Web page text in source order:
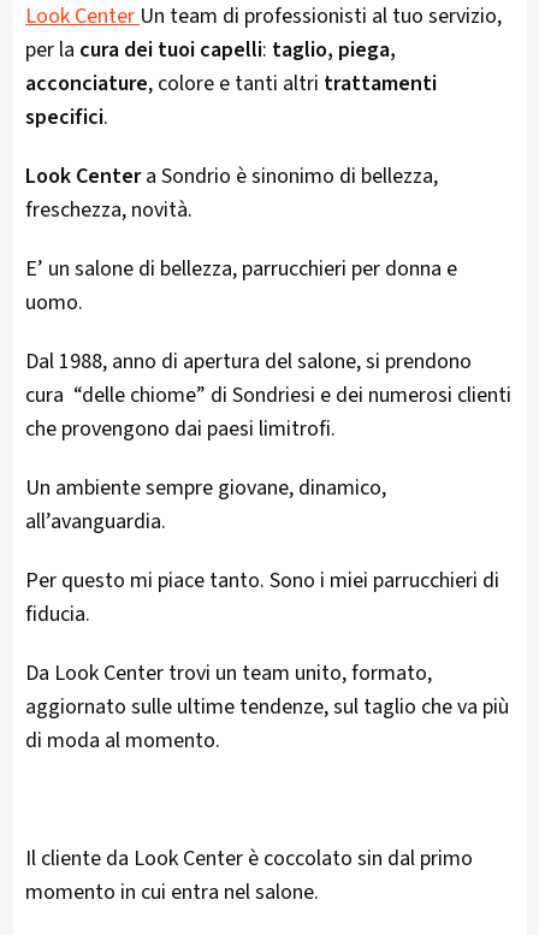
Look Center Un team di professionisti al tuo servizio,
per la cura dei tuoi capelli: taglio, piega,
acconciature, colore e tanti altri trattamenti
specifici.
Look Centera Sondrio è sinonimo di bellezza,
freschezza, novità.
E’ un salone di bellezza, parrucchieri per donna e
uomo.
Dal 1988, anno di apertura del salone, si prendono
cura “delle chiome” di Sondriesi e dei numerosi clienti
che provengono dai paesi limitrofi.
Un ambiente sempre giovane, dinamico,
all’avanguardia.
Per questo mi piace tanto. Sono i miei parrucchieri di
fiducia.
Da Look Center trovi un team unito, formato,
aggiornato sulle ultime tendenze, sul taglio che va più
di moda al momento.
Il cliente da Look Center è coccolato sin dal primo
momento in cui entra nel salone.